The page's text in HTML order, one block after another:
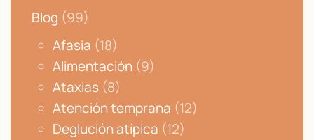
Blog (99)
Afasia (18)
Alimentación (9)
Ataxias (8)
Atención temprana (12)
Deglución atípica (12)